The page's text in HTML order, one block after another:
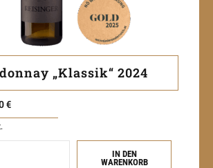
„Klassik“ 2024
€
IN DEN
WARENKORB